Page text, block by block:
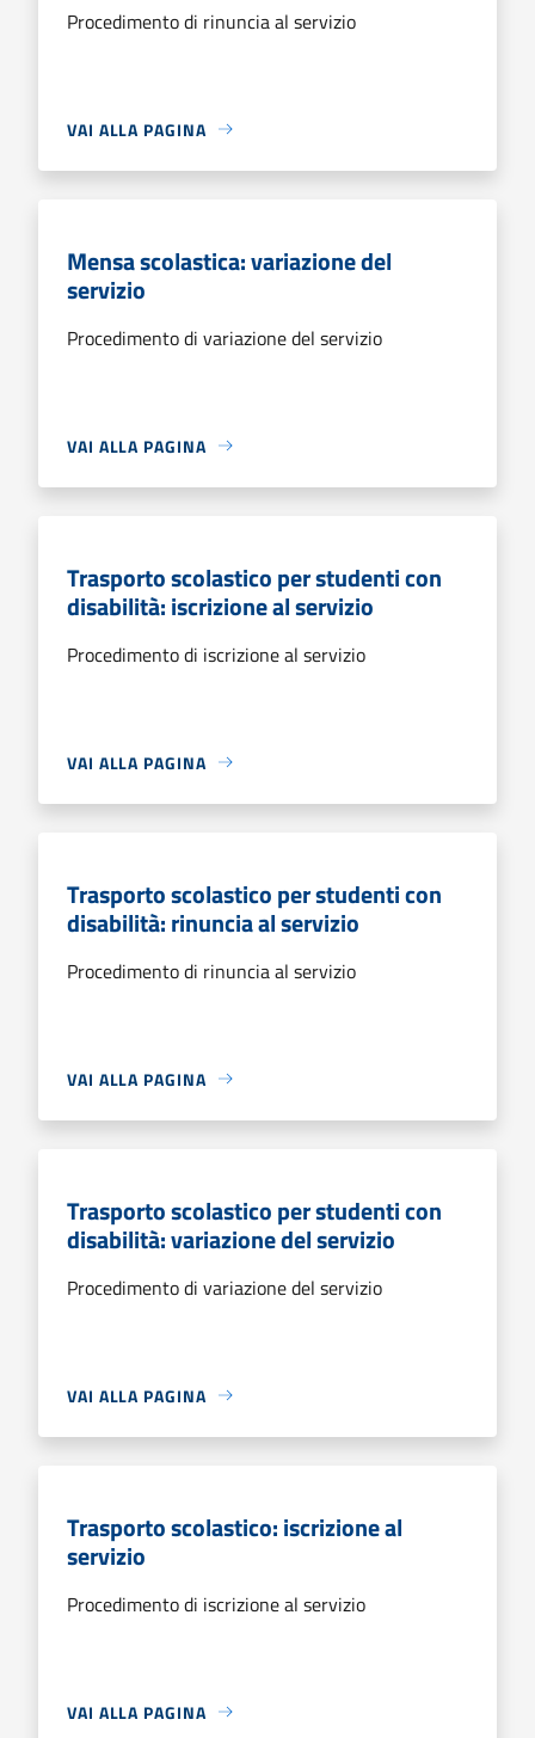
Procedimento di rinuncia al servizio
VAI ALLA PAGINA
Mensa scolastica: variazione del
servizio
Procedimento di variazione del servizio
VAI ALLA PAGINA
Trasporto scolastico per studenti con
disabilità: iscrizione al servizio
Procedimento di iscrizione al servizio
VAI ALLA PAGINA
Trasporto scolastico per studenti con
disabilità: rinuncia al servizio
Procedimento di rinuncia al servizio
VAI ALLA PAGINA
Trasporto scolastico per studenti con
disabilità: variazione del servizio
Procedimento di variazione del servizio
VAI ALLA PAGINA
Trasporto scolastico: iscrizione al
servizio
Procedimento di iscrizione al servizio
VAI ALLA PAGINA